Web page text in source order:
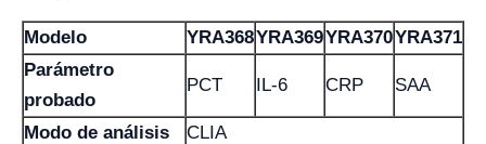
Modelo YRA368YRA369YRA370YRA371
Parámetro
probado
PCT IL-6 CRP SAA
Modo de análisis
CLIA